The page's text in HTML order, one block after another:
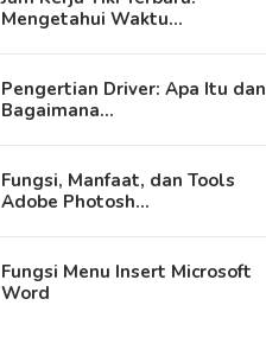
Mengetahui Waktu…
Pengertian Driver: Apa Itu dan
Bagaimana…
Fungsi, Manfaat, dan Tools
Adobe Photosh…
Fungsi Menu Insert Microsoft
Word